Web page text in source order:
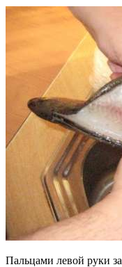
Пальцами левой руки